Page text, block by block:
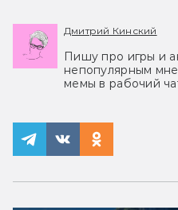
Дмитрий Кинский
Пишу про игры и
непопулярным
мемы в рабочий